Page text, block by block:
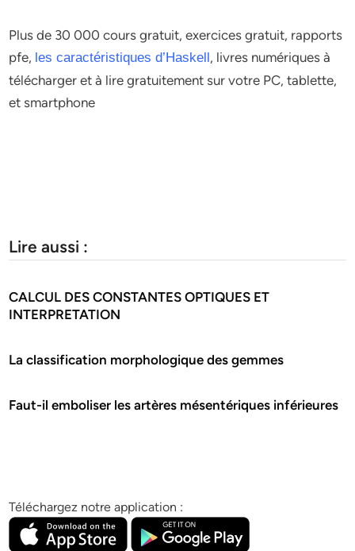
Plus de 30 000 cours gratuit, exercices gratuit, rapports
pfe, les caractéristiques d’Haskell, livres numériques à
télécharger et à lire gratuitement sur votre PC, tablette,
et smartphone
Lire aussi :
CALCUL DES CONSTANTES OPTIQUES ET
INTERPRETATION
La classification morphologique des gemmes
Faut-il emboliser les artères mésentériques inférieures
Téléchargez notre application :